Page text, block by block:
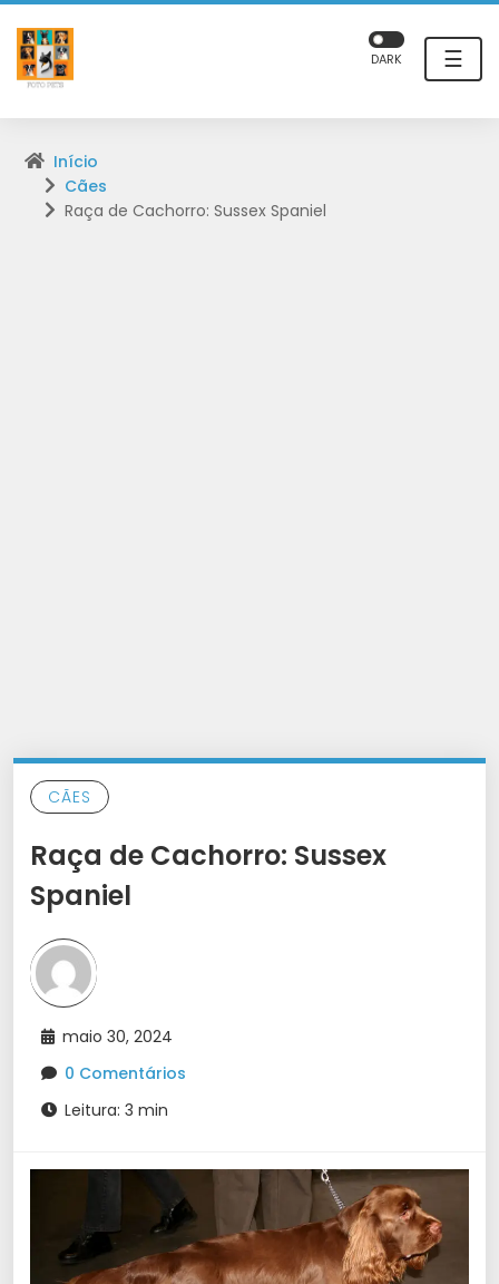
☰
DARK
Início
Cães
Raça de Cachorro: Sussex Spaniel
CÃES
Raça de Cachorro: Sussex
Spaniel
maio 30, 2024
0 Comentários
Leitura: 3 min